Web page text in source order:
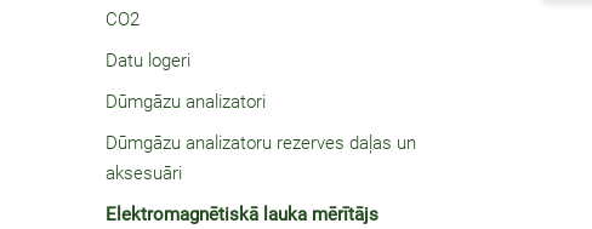
CO2
Datu logeri
Dūmgāzu analizatori
Dūmgāzu analizatoru rezerves daļas un
aksesuāri
Elektromagnētiskā lauka mērītājs